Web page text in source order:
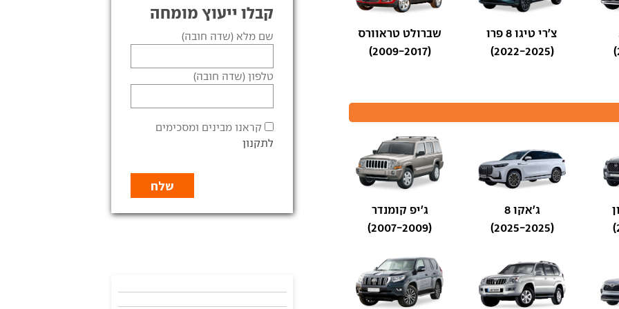
צ'רי טיגו 8 פרו
(2022-2025)
שברולט טראוורס
(2009-2017)
ג'אקו 8
(2025-2025)
ג'יפ קומנדר
(2007-2009)
קבלו ייעוץ מומחה
שם מלא (שדה חובה)
טלפון (שדה חובה)
קראנו מבינים ומסכימים
לתקנון